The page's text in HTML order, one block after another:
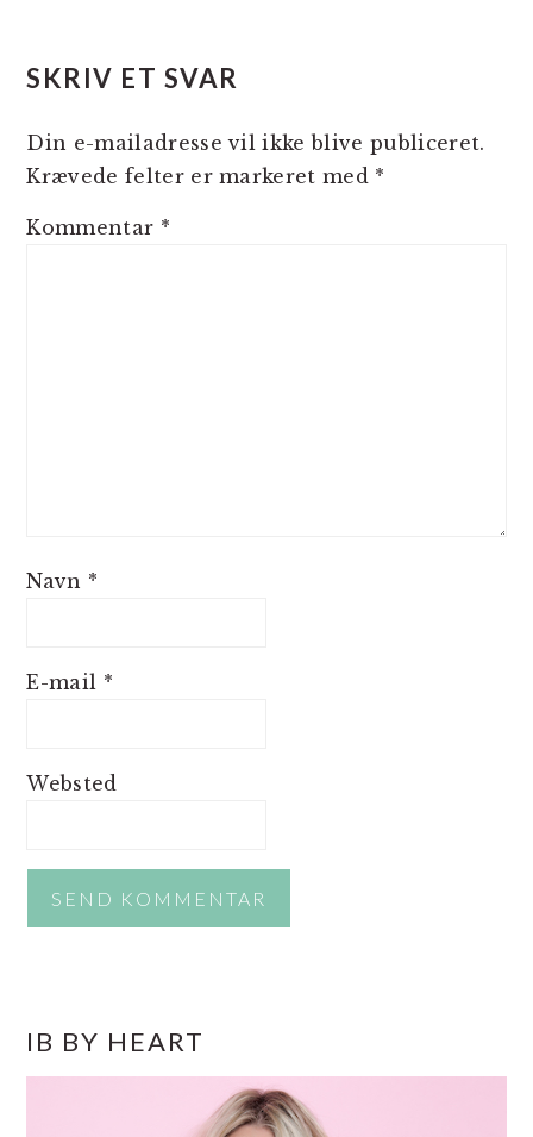
SKRIV ET SVAR
Din e-mailadresse vil ikke blive publiceret.
Krævede felter er markeret med *
Kommentar *
Navn *
E-mail *
Websted
SIDEBAR
IB BY HEART